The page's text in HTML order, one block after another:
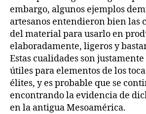
embargo, algunos ejemplos
artesanos entendieron bien las
del material para usarlo en
elaboradamente, ligeros y
Estas cualidades son
útiles para elementos de los
élites, y es probable que se
encontrando la evidencia de
en la antigua Mesoamérica.